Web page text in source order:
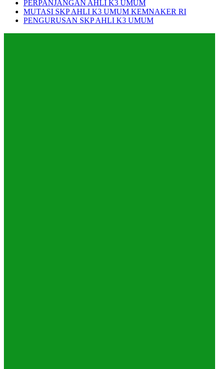
PERPANJANGAN AHLI K3 UMUM
MUTASI SKP AHLI K3 UMUM KEMNAKER RI
PENGURUSAN SKP AHLI K3 UMUM